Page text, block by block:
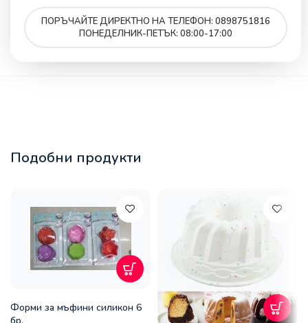
ПОРЪЧАЙТЕ ДИРЕКТНО НА ТЕЛЕФОН: 0898751816
ПОНЕДЕЛНИК-ПЕТЪК: 08:00-17:00
Подобни продукти
Форми за мъфини силикон 6